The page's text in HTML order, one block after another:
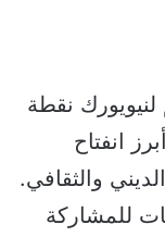
نقطة
انفتاح
والثقافي.
للمشاركة